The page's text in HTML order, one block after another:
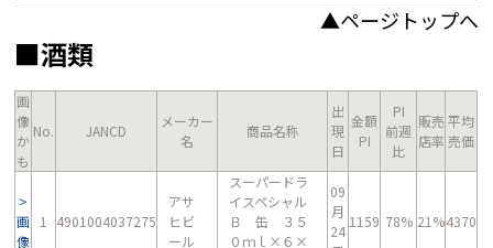
▲ページトップへ
■酒類
画
像
か
も
No. JANCD
メーカー
名
商品名称
出
現
日
金額
PI
PI
前週
比
販売
店率
平均
売価
画
像
1 4901004037275
アサ
ヒビ
ール
スーパードラ
イスペシャル
Ｂ 缶 ３５
０ｍｌ×６×
09
月
24
1159 78% 21%4370